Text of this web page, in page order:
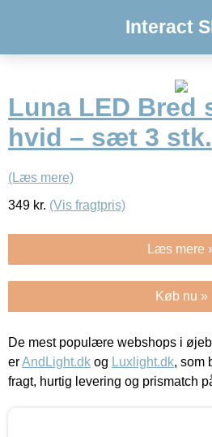
Interact
Luna LED Bred
hvid – sæt 3 stk.
(Læs mere)
349 kr. (Vis fragtpris)
Læs mere
Køb nu »
De mest populære webshops i
erAndLight.dk og Luxlight.dk, som
fragt, hurtig levering og prismatch